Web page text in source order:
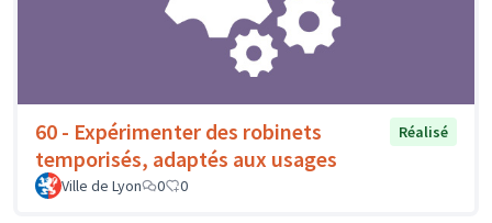
60 - Expérimenter des robinets
temporisés, adaptés aux usages
Réalisé
Ville de Lyon 0 0